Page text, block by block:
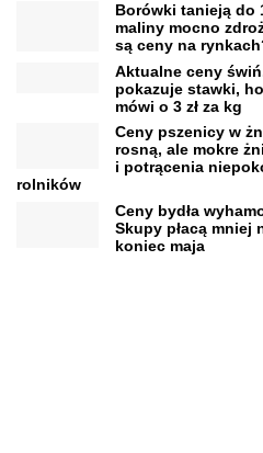
Borówki tanieją do
maliny mocno
są ceny na
Aktualne ceny
pokazuje stawki,
mówi o 3 zł za kg
Ceny pszenicy w
rosną, ale mokre
i potrącenia
rolników
Ceny bydła
Skupy płacą mniej
koniec maja